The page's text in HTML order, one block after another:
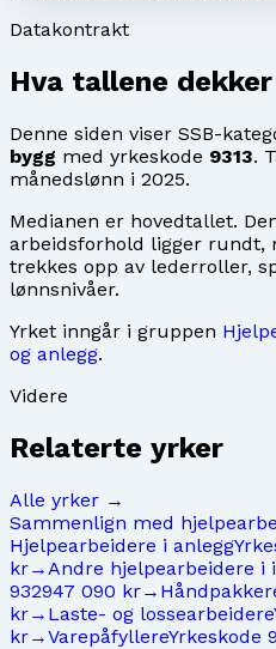
Datakontrakt
Hva tallene dekker
Denne siden viser SSB-
bygg med yrkeskode 9313.
månedslønn i 2025.
Medianen er hovedtallet.
arbeidsforhold ligger rundt,
trekkes opp av lederroller,
lønnsnivåer.
Yrket inngår i gruppen
og anlegg.
Videre
Relaterte yrker
Alle yrker →
Sammenlign med
Hjelpearbeidere i anlegg
kr→ Andre hjelpearbeidere i
932947 090 kr→
kr→ Laste- og lossearbeidere
kr→VarepåfyllereYrkeskode